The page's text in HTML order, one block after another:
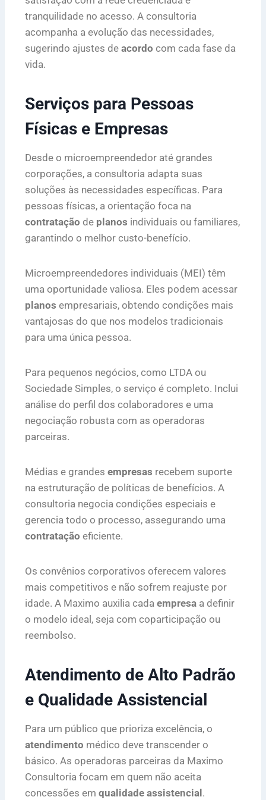
tranquilidade no acesso. A consultoria
acompanha a evolução das necessidades,
sugerindo ajustes de acordo com cada fase da
vida.
Serviços para Pessoas
Físicas e Empresas
Desde o microempreendedor até grandes
corporações, a consultoria adapta suas
soluções às necessidades específicas. Para
pessoas físicas, a orientação foca na
contratação de planos individuais ou familiares,
garantindo o melhor custo-benefício.
Microempreendedores individuais (MEI) têm
uma oportunidade valiosa. Eles podem acessar
planos empresariais, obtendo condições mais
vantajosas do que nos modelos tradicionais
para uma única pessoa.
Para pequenos negócios, como LTDA ou
Sociedade Simples, o serviço é completo. Inclui
análise do perfil dos colaboradores e uma
negociação robusta com as operadoras
parceiras.
Médias e grandes empresas recebem suporte
na estruturação de políticas de benefícios. A
consultoria negocia condições especiais e
gerencia todo o processo, assegurando uma
contratação eficiente.
Os convênios corporativos oferecem valores
mais competitivos e não sofrem reajuste por
idade. A Maximo auxilia cada empresa a definir
o modelo ideal, seja com coparticipação ou
reembolso.
Atendimento de Alto Padrão
e Qualidade Assistencial
Para um público que prioriza excelência, o
atendimento médico deve transcender o
básico. As operadoras parceiras da Maximo
Consultoria focam em quem não aceita
concessões em qualidade assistencial .